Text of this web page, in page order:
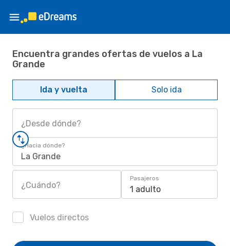
Encuentra grandes ofertas de vuelos a La
Grande
Ida y vuelta Solo ida
¿Desde dónde?
¿Hacia dónde?
La Grande
¿Cuándo?
Pasajeros
1 adulto
Vuelos directos